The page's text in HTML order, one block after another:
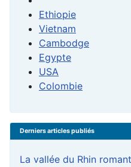
Ethiopie
Vietnam
Cambodge
Egypte
USA
Colombie
Derniers articles publiés
La vallée du Rhin